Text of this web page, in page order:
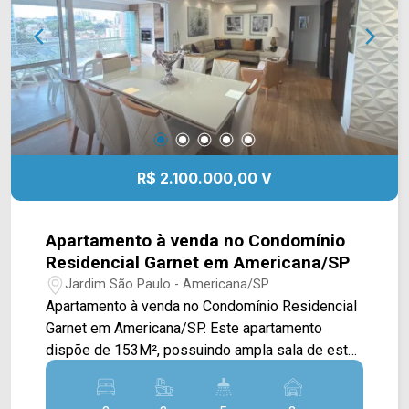
Clube do Bosque. Entre em contato com a equipe
da Arbix Imóveis e agende a sua visita!!
WhatsApp e Telefone: (19) 3475-4546 ARBIX
IMÓVEIS - Presente em cada mudança!
R$ 2.100.000,00 V
Apartamento à venda no Condomínio
Residencial Garnet em Americana/SP
Jardim São Paulo - Americana/SP
Apartamento à venda no Condomínio Residencial
Garnet em Americana/SP. Este apartamento
dispõe de 153M², possuindo ampla sala de estar
e de jantar integradas, cozinha toda planejada
com cooktop e forno, sacada gourmet em